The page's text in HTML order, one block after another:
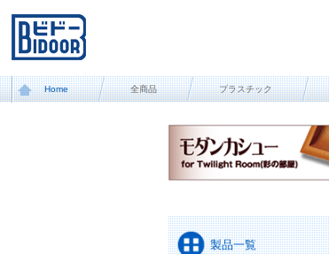
Home 全商品 プラスチック
製品一覧